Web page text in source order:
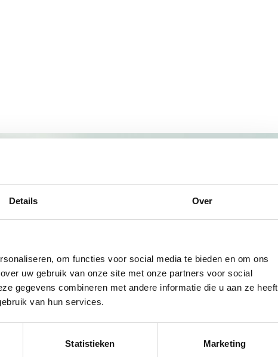
Details Over
om functies voor social media te bieden en om ons
uw gebruik van onze site met onze partners voor social
gegevens combineren met andere informatie die u aan ze heeft
van hun services.
Statistieken Marketing